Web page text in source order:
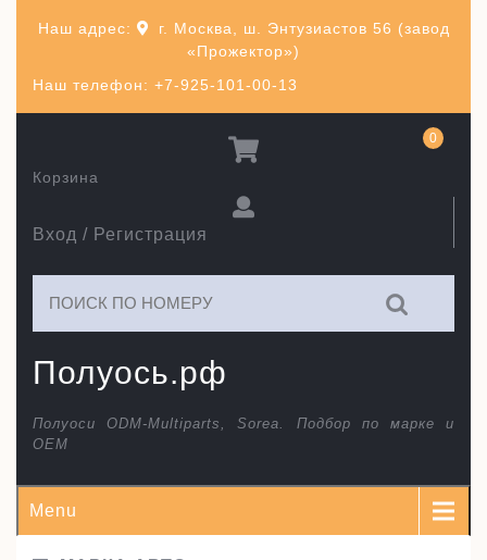
Наш телефон: +7-925-101-00-13
Наш адрес:
г. Москва, ш. Энтузиастов 56 (завод
«Прожектор»)
Полуось.рф
Полуоси ODM-Multiparts, Sorea. Подбор по марке и
ОЕМ
Вход / Регистрация
Корзина
0
Menu